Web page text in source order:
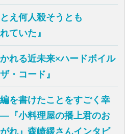
) ィ
ン
ド
ウ
で
開
ま
す
)
え何人殺そうとも
ていた』
れる近未来×ハードボイル
・コード』
を書けたことをすごく幸
『小料理屋の播上君のお
れ』森崎緩さんインタビ